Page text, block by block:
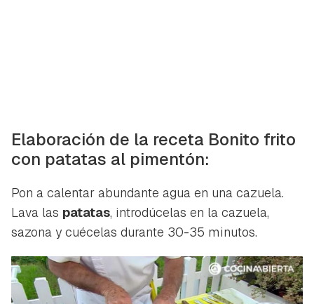
Elaboración de la receta Bonito frito
con patatas al pimentón:
Pon a calentar abundante agua en una cazuela.
Lava las patatas, introdúcelas en la cazuela,
sazona y cuécelas durante 30-35 minutos.